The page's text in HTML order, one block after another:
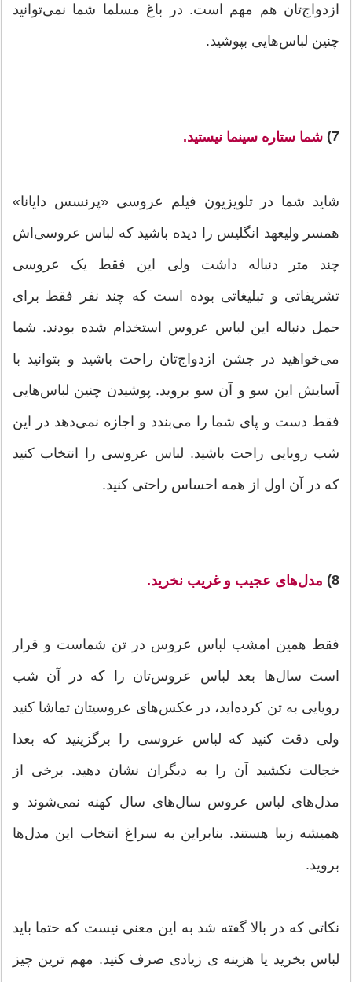
ازدواج‌تان هم مهم است. در باغ مسلما شما نمی‌توانید
چنین لباس‌هایی بپوشید.
7) شما ستاره سینما نیستید.
شاید شما در تلویزیون فیلم عروسی «پرنسس دایانا»
همسر ولیعهد انگلیس را دیده‌ باشید که لباس عروسی‌اش
چند متر دنباله داشت ولی این فقط یک عروسی
تشریفاتی و تبلیغاتی بوده است که چند نفر فقط برای
حمل دنباله این لباس عروس استخدام شده بودند. شما
می‌خواهید در جشن ازدواج‌تان راحت باشید و بتوانید با
آسایش این سو و آن سو بروید. پوشیدن چنین لباس‌هایی
فقط دست و پای شما را می‌بندد و اجازه نمی‌دهد در این
شب رویایی راحت باشید. لباس عروسی را انتخاب کنید
که در آن اول از همه احساس راحتی کنید.
8) مدل‌های عجیب و غریب نخرید.
فقط همین امشب لباس عروس در تن شماست و قرار
است سال‌ها بعد لباس عروس‌تان را که در آن شب
رویایی به تن کرده‌اید، در عکس‌های عروسیتان تماشا ‌کنید
ولی دقت کنید که لباس عروسی را برگزینید که بعدا
خجالت نکشید آن ‌را به دیگران نشان دهید. برخی از
مدل‌های لباس عروس سال‌های سال کهنه نمی‌شوند و
همیشه زیبا هستند. بنابراین به سراغ انتخاب این مدل‌ها
بروید.
نکاتی که در بالا گفته شد به این معنی نیست که حتما باید
لباس بخرید یا هزینه ی زیادی صرف کنید. مهم ترین چیز